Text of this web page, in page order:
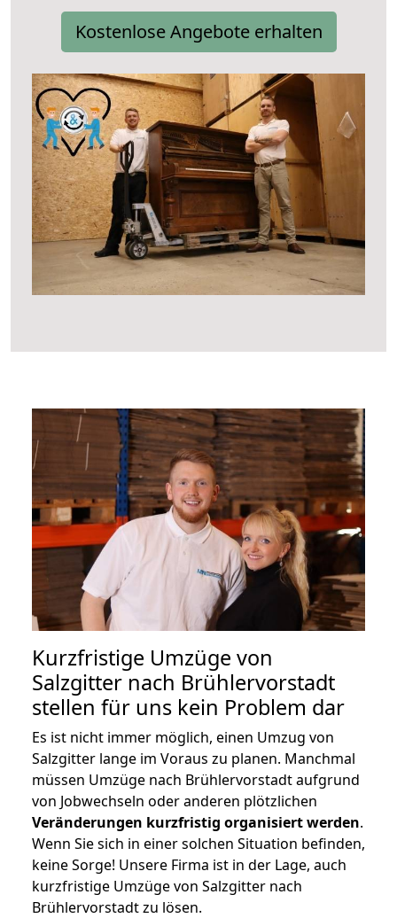
Kostenlose Angebote erhalten
Kurzfristige Umzüge von
Salzgitter nach Brühlervorstadt
stellen für uns kein Problem dar
Es ist nicht immer möglich, einen Umzug von
Salzgitter lange im Voraus zu planen. Manchmal
müssen Umzüge nach Brühlervorstadt aufgrund
von Jobwechseln oder anderen plötzlichen
Veränderungen kurzfristig organisiert werden.
Wenn Sie sich in einer solchen Situation befinden,
keine Sorge! Unsere Firma ist in der Lage, auch
kurzfristige Umzüge von Salzgitter nach
Brühlervorstadt zu lösen.